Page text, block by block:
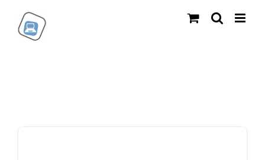
Inhalt
springen